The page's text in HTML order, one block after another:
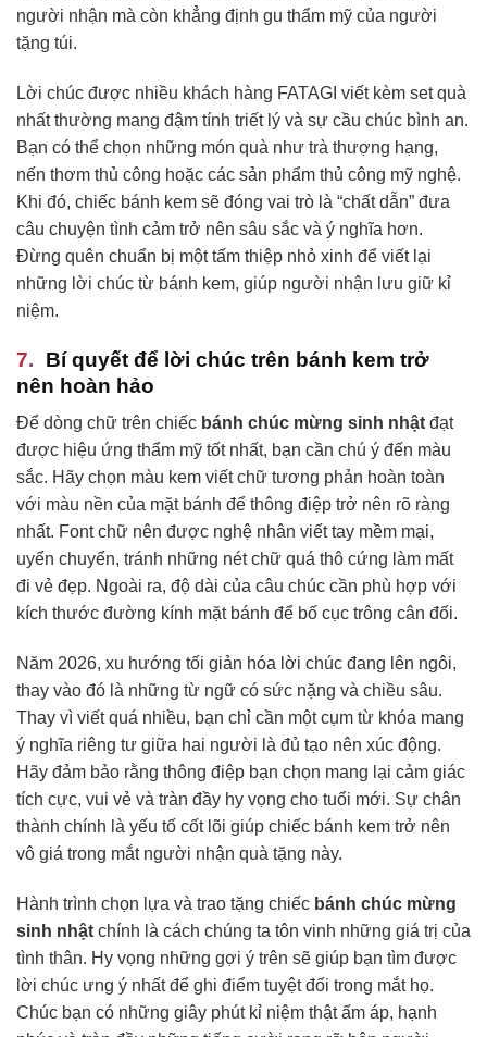
người nhận mà còn khẳng định gu thẩm mỹ của người
tặng túi.
Lời chúc được nhiều khách hàng FATAGI viết kèm set quà
nhất thường mang đậm tính triết lý và sự cầu chúc bình an.
Bạn có thể chọn những món quà như trà thượng hạng,
nến thơm thủ công hoặc các sản phẩm thủ công mỹ nghệ.
Khi đó, chiếc bánh kem sẽ đóng vai trò là “chất dẫn” đưa
câu chuyện tình cảm trở nên sâu sắc và ý nghĩa hơn.
Đừng quên chuẩn bị một tấm thiệp nhỏ xinh để viết lại
những lời chúc từ bánh kem, giúp người nhận lưu giữ kỉ
niệm.
Bí quyết để lời chúc trên bánh kem trở
nên hoàn hảo
Để dòng chữ trên chiếc bánh chúc mừng sinh nhật đạt
được hiệu ứng thẩm mỹ tốt nhất, bạn cần chú ý đến màu
sắc. Hãy chọn màu kem viết chữ tương phản hoàn toàn
với màu nền của mặt bánh để thông điệp trở nên rõ ràng
nhất. Font chữ nên được nghệ nhân viết tay mềm mại,
uyển chuyển, tránh những nét chữ quá thô cứng làm mất
đi vẻ đẹp. Ngoài ra, độ dài của câu chúc cần phù hợp với
kích thước đường kính mặt bánh để bố cục trông cân đối.
Năm 2026, xu hướng tối giản hóa lời chúc đang lên ngôi,
thay vào đó là những từ ngữ có sức nặng và chiều sâu.
Thay vì viết quá nhiều, bạn chỉ cần một cụm từ khóa mang
ý nghĩa riêng tư giữa hai người là đủ tạo nên xúc động.
Hãy đảm bảo rằng thông điệp bạn chọn mang lại cảm giác
tích cực, vui vẻ và tràn đầy hy vọng cho tuổi mới. Sự chân
thành chính là yếu tố cốt lõi giúp chiếc bánh kem trở nên
vô giá trong mắt người nhận quà tặng này.
Hành trình chọn lựa và trao tặng chiếc bánh chúc mừng
sinh nhật chính là cách chúng ta tôn vinh những giá trị của
tình thân. Hy vọng những gợi ý trên sẽ giúp bạn tìm được
lời chúc ưng ý nhất để ghi điểm tuyệt đối trong mắt họ.
Chúc bạn có những giây phút kỉ niệm thật ấm áp, hạnh